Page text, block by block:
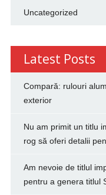
Uncategorized
Latest Posts
Compară: rulouri
exterior
Nu am primit un titlu
rog să oferi detalii
Am nevoie de titlul
pentru a genera titlul